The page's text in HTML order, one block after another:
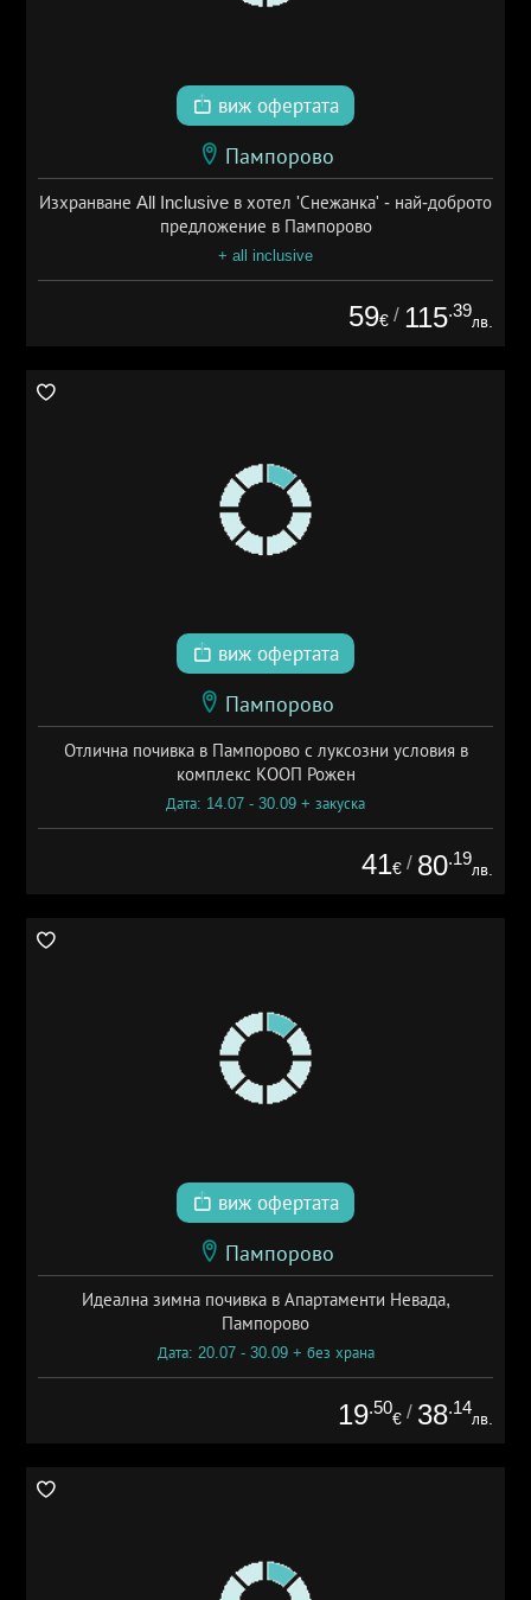
виж офертата
Пампорово
Изхранване All Inclusive в хотел 'Снежанка' - най-доброто
предложение в Пампорово
+ all inclusive
59€ / 115.39
лв.
виж офертата
Пампорово
Отлична почивка в Пампорово с луксозни условия в
комплекс КООП Рожен
Дата: 14.07 - 30.09 + закуска
41€ / 80.19
лв.
виж офертата
Пампорово
Идеална зимна почивка в Апартаменти Невада,
Пампорово
Дата: 20.07 - 30.09 + без храна
19.50
€ / 38.14
лв.